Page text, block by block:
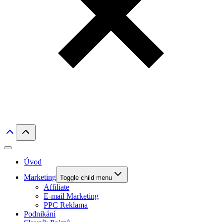
Úvod
Marketing Toggle child menu
Affiliate
E-mail Marketing
PPC Reklama
Podnikání